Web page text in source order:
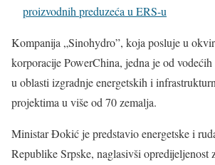
proizvodnih preduzeća u ERS-u
Kompanija „Sinohydro”, koja posluje u
korporacije PowerChina, jedna je od
u oblasti izgradnje energetskih i
projektima u više od 70 zemalja.
Ministar Đokić je predstavio energetske i
Republike Srpske, naglasivši opredijeljenost